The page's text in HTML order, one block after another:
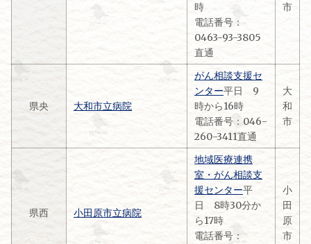
時
電話番号：
0463-93-3805
直通
市
県央 大和市立病院
がん相談支援セ
ンター平日 9
時から16時
電話番号：046-
260-3411直通
大
和
市
県西 小田原市立病院
地域医療連携
室・がん相談支
援センター平
日 8時30分か
ら17時
電話番号：
小
田
原
市